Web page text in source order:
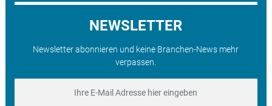
NEWSLETTER
Newsletter abonnieren und keine Branchen-News mehr
verpassen.